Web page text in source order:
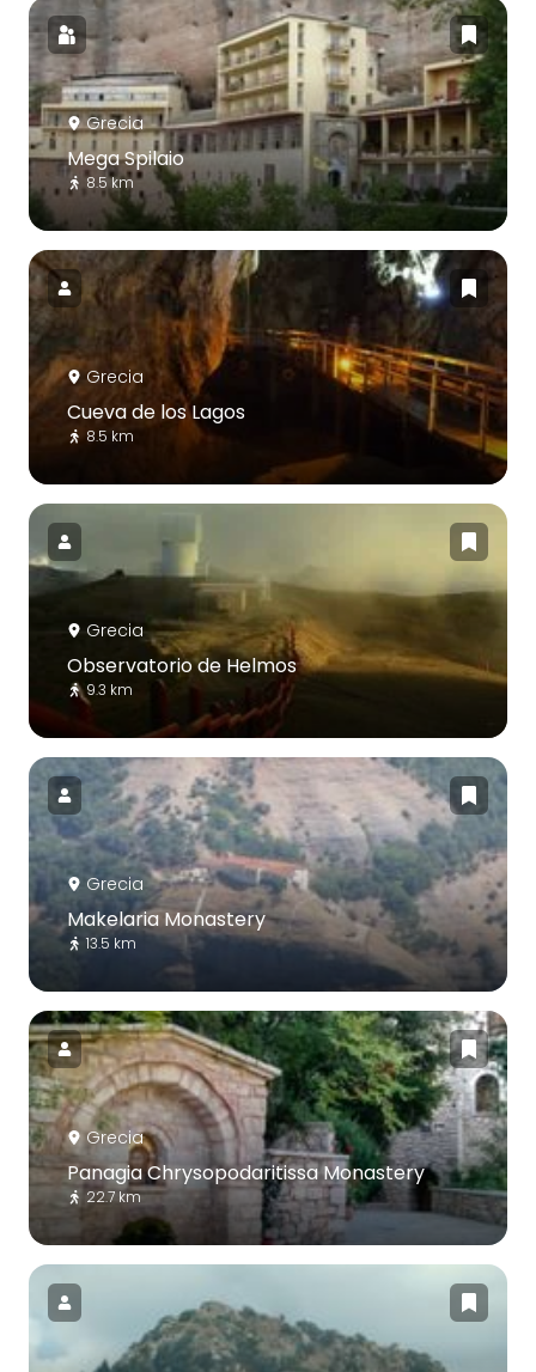
Grecia
Mega Spilaio
8.5 km
Grecia
Cueva de los Lagos
8.5 km
Grecia
Observatorio de Helmos
9.3 km
Grecia
Makelaria Monastery
13.5 km
Grecia
Panagia Chrysopodaritissa Monastery
22.7 km